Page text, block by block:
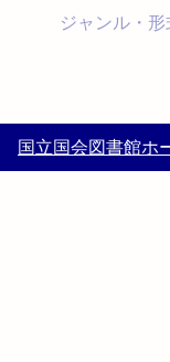
ジャンル・形
国立国会図書館ホ